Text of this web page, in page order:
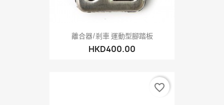
離合器/剎車 運動型腳踏板
HKD400.00
favorite_border